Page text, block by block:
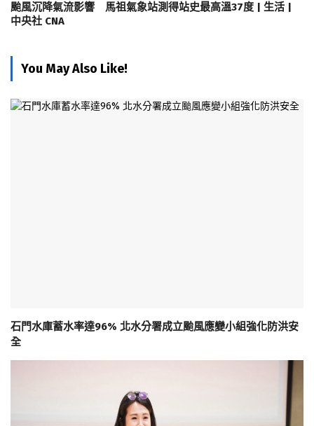
颱風沉降氣流影響 馬祖氣象站測得站史最高溫37度 | 生活 |
中央社 CNA
You May Also Like!
石門水庫蓄水率達96% 北水分署成立颱風應變小組強化防洪安
全